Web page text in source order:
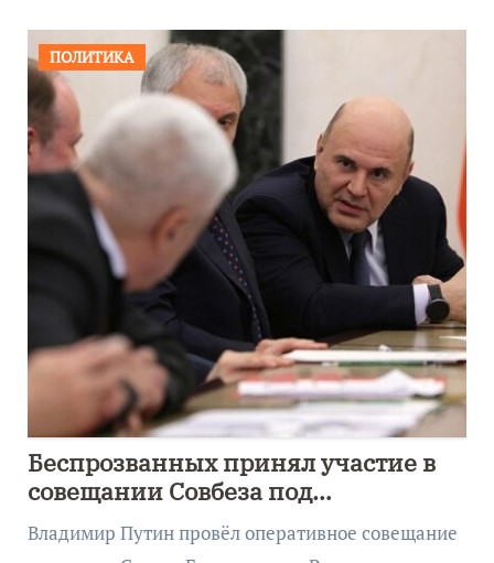
ПОЛИТИКА
Беспрозванных принял участие в
совещании Совбеза под
руководством Путина
Владимир Путин провёл оперативное совещание